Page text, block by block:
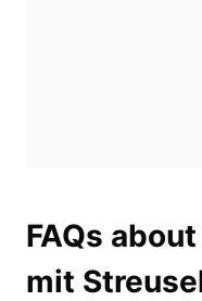
FAQs
mit